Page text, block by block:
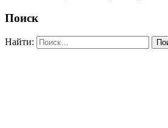
Поиск
Найти: